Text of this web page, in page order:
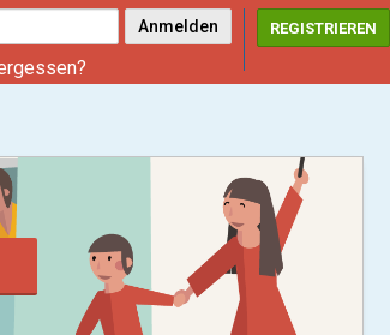
REGISTRIEREN